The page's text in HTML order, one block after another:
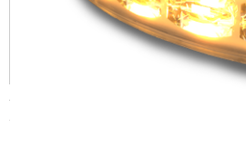
Strobe Azul 6x3W 10-30V Flexivel
Strob Slim L 6pcs *3W/ Dual 12pcs 3W